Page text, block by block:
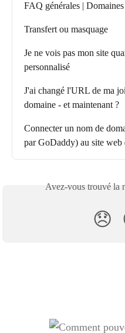
FAQ générales |
Transfert ou masquage
Je ne vois pas mon site
personnalisé
J'ai changé l'URL de ma
domaine - et maintenant ?
Connecter un nom de
par GoDaddy) au site web
Avez-vous trouvé la
😞